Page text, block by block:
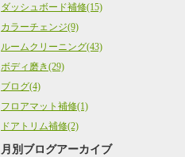
ダッシュボード補修(15)
カラーチェンジ(9)
ルームクリーニング(43)
ボディ磨き(29)
ブログ(4)
フロアマット補修(1)
ドアトリム補修(2)
月別ブログアーカイブ